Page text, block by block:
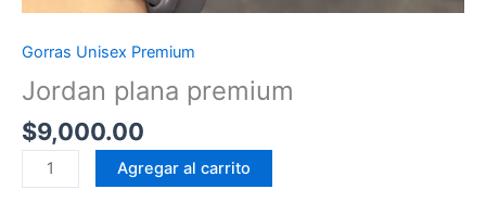
Gorras Unisex Premium
Jordan plana premium
$9,000.00
Jordan
plana
Agregar al carrito